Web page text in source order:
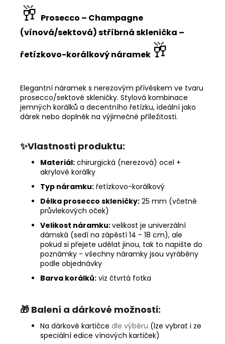
🥂 Prosecco – Champagne
(vínová/sektová) stříbrná sklenička –
řetízkovo-korálkový náramek 🥂
Elegantní náramek s nerezovým přívěskem ve tvaru
prosecco/sektové skleničky. Stylová kombinace
jemných korálků a decentního řetízku, ideální jako
dárek nebo doplněk na výjimečné příležitosti.
✨Vlastnosti produktu:
Materiál: chirurgická (nerezová) ocel +
akrylové korálky
Typ náramku: řetízkovo-korálkový
Délka prosecco skleničky: 25 mm (včetně
průvlekových oček)
Velikost náramku:velikost je univerzální
dámská (sedí na zápěstí 14 - 18 cm), ale
pokud si přejete udělat jinou, tak to napište do
poznámky - všechny náramky jsou vyráběny
podle objednávky
Barva korálků: viz čtvrtá fotka
🎁 Balení a dárkové možnosti:
Na dárkové kartičce dle výběru (lze vybrat i ze
speciální edice vínových kartiček)